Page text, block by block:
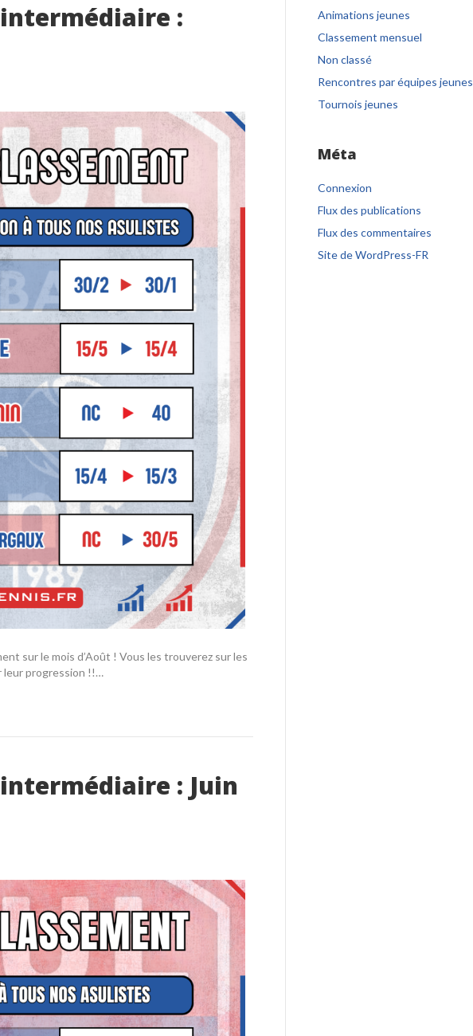
:
sur le mois d’Août ! Vous les trouverez sur les
leur progression !!…
: Juin
Animations jeunes
Classement mensuel
Non classé
Rencontres par équipes jeunes
Tournois jeunes
Méta
Connexion
Flux des publications
Flux des commentaires
Site de WordPress-FR